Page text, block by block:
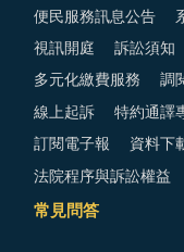
便民服務訊息公告
視訊開庭 訴訟須知
多元化繳費服務 調
線上起訴 特約通譯
訂閱電子報 資料下
法院程序與訴訟權益
常見問答